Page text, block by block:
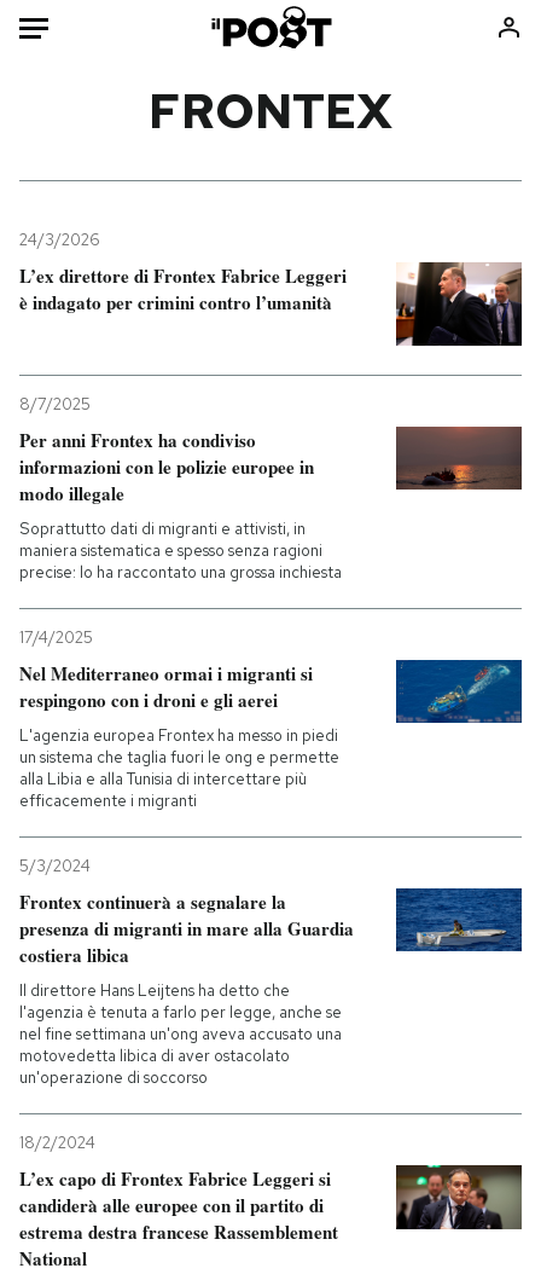
Mondo
Politica
Tecnologia
Scienza
Cultura
Economia
Consumismi
Storie/Idee
Ok Boomer!
Media
Mondiali calcio 2026
NEWSLETTER
I MIEI PREFERITI
CALENDARIO
AREA PERSONALE
Entra
FRONTEX
24/3/2026
L’ex direttore di Frontex Fabrice Leggeri
è indagato per crimini contro l’umanità
8/7/2025
Per anni Frontex ha condiviso
informazioni con le polizie europee in
modo illegale
Soprattutto dati di migranti e attivisti, in
maniera sistematica e spesso senza ragioni
precise: lo ha raccontato una grossa inchiesta
17/4/2025
Nel Mediterraneo ormai i migranti si
respingono con i droni e gli aerei
L'agenzia europea Frontex ha messo in piedi
un sistema che taglia fuori le ong e permette
alla Libia e alla Tunisia di intercettare più
efficacemente i migranti
5/3/2024
Frontex continuerà a segnalare la
presenza di migranti in mare alla Guardia
costiera libica
Il direttore Hans Leijtens ha detto che
l'agenzia è tenuta a farlo per legge, anche se
nel fine settimana un'ong aveva accusato una
motovedetta libica di aver ostacolato
un'operazione di soccorso
18/2/2024
L’ex capo di Frontex Fabrice Leggeri si
candiderà alle europee con il partito di
estrema destra francese Rassemblement
National